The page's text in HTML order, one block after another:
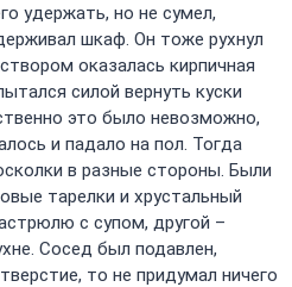
удержать, но не сумел,
шкаф. Он тоже рухнул
оказалась кирпичная
силой вернуть куски
это было невозможно,
и падало на пол. Тогда
в разные стороны. Были
тарелки и хрустальный
с супом, другой –
Сосед был подавлен,
то не придумал ничего